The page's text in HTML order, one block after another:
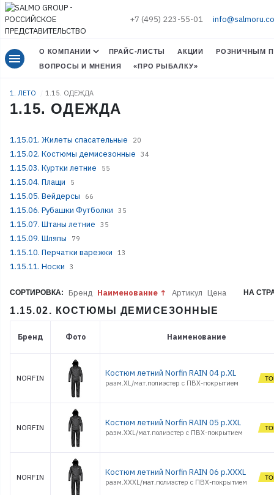
+7 (495) 223-55-01
menu О КОМПАНИИ ПРАЙС-ЛИСТЫ АКЦИИ
РОЗНИЧНЫМ
ВОПРОСЫ И МНЕНИЯ
«ПРО РЫБАЛКУ»
1. ЛЕТО 1.15. ОДЕЖДА
1.15. ОДЕЖДА
1.15.01. Жилеты спасательные 20
1.15.02. Костюмы демисезонные 34
1.15.03. Куртки летние 55
1.15.04. Плащи 5
1.15.05. Вейдерсы 66
1.15.06. Рубашки Футболки 35
1.15.07. Штаны летние 35
1.15.09. Шляпы 79
1.15.10. Перчатки варежки 13
1.15.11. Носки 3
СОРТИРОВКА: Бренд Наименование Артикул Цена НА
1.15.02. КОСТЮМЫ ДЕМИСЕЗОННЫЕ
Бренд Фото Наименование
NORFIN Костюм летний Norfin RAIN 04 р.XL
разм.XL/мат.полиэстер с ПВХ-покрытием
NORFIN Костюм летний Norfin RAIN 05 р.XXL
разм.XXL/мат.полиэстер с ПВХ-покрытием
NORFIN Костюм летний Norfin RAIN 06 р.XXXL
разм.XXXL/мат.полиэстер с ПВХ-покрытием